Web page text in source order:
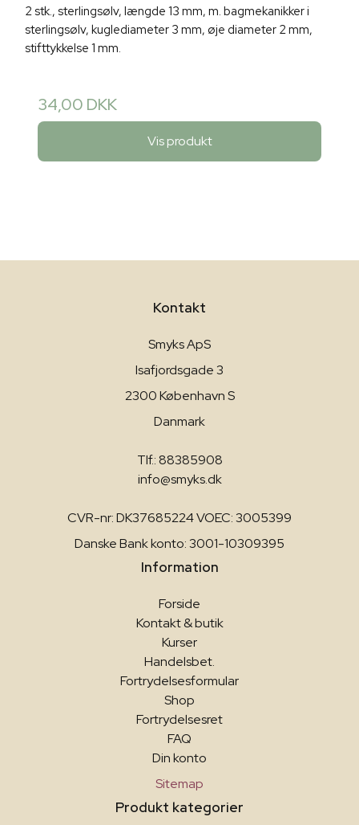
2 stk., sterlingsølv, længde 13 mm, m. bagmekanikker i
sterlingsølv, kuglediameter 3 mm, øje diameter 2 mm,
stifttykkelse 1 mm.
34,00 DKK
Vis produkt
Kontakt
Smyks ApS
Isafjordsgade 3
2300 København S
Danmark
Tlf.: 88385908
info@smyks.dk
CVR-nr: DK37685224 VOEC: 3005399
Danske Bank konto: 3001-10309395
Information
Forside
Kontakt & butik
Kurser
Handelsbet.
Fortrydelsesformular
Shop
Fortrydelsesret
FAQ
Din konto
Sitemap
Produkt kategorier